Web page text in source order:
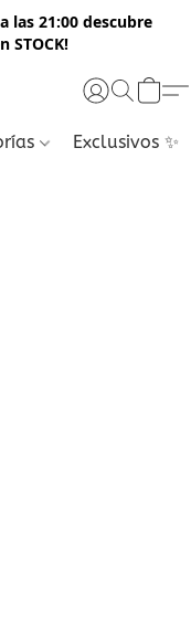
a las 21:00 descubre
STOCK!
Exclusivos ✨